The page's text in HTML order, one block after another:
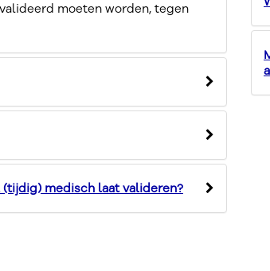
moeten worden, tegen
medisch laat valideren?